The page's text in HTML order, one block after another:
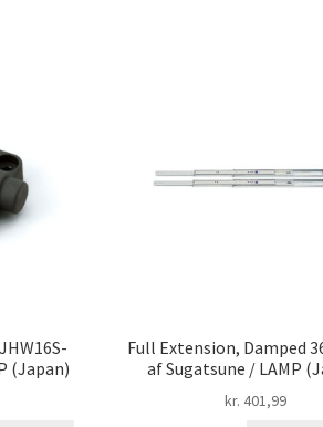
(Japan)
Full Extension, Damped
af Sugatsune / LAMP
kr. 401,99